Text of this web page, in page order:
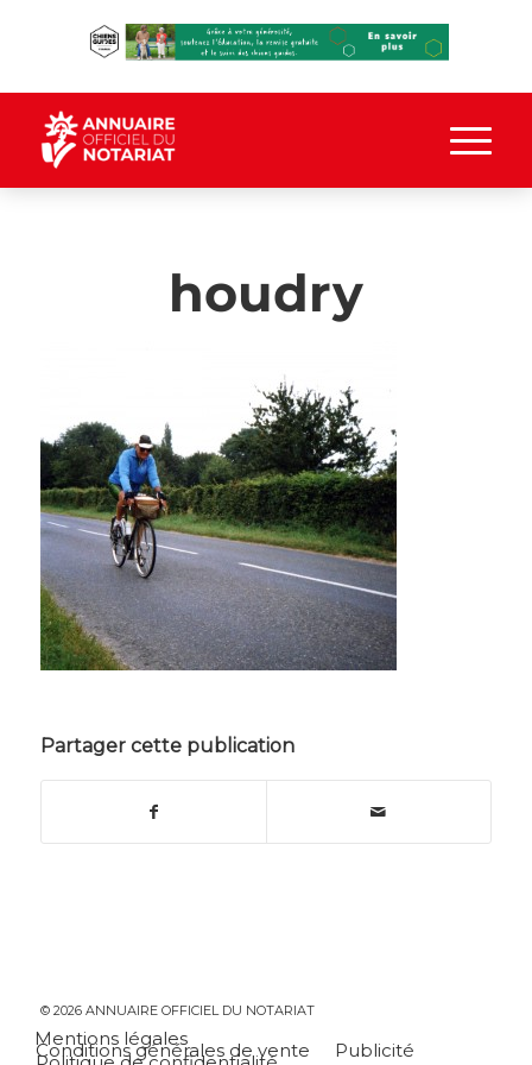
houdry
Partager cette publication
© 2026 ANNUAIRE OFFICIEL DU NOTARIAT
Mentions légales
Conditions générales de vente Publicité